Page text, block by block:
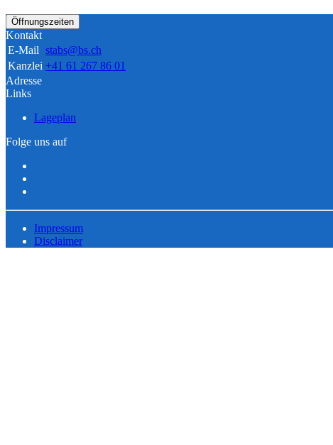
Öffnungszeiten
Kontakt
E-Mail stabs@bs.ch
Kanzlei +41 61 267 86 01
Adresse
Links
Lageplan
Folge uns auf
Impressum
Disclaimer